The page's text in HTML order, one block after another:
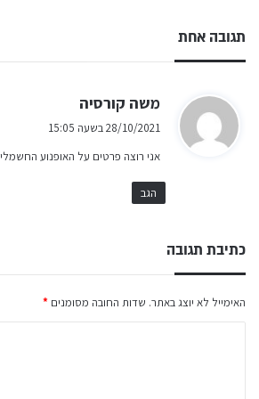
תגובה אחת
משה קורסיה
28/10/2021 בשעה 15:05
אני רוצה פרטים על האופנוע החשמלי
הגב
כתיבת תגובה
האימייל לא יוצג באתר. שדות החובה מסומנים *